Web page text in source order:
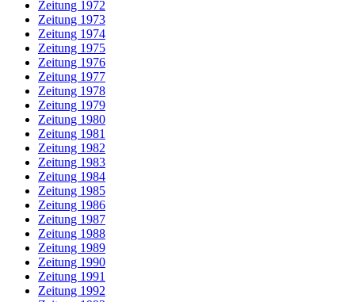
Zeitung 1972
Zeitung 1973
Zeitung 1974
Zeitung 1975
Zeitung 1976
Zeitung 1977
Zeitung 1978
Zeitung 1979
Zeitung 1980
Zeitung 1981
Zeitung 1982
Zeitung 1983
Zeitung 1984
Zeitung 1985
Zeitung 1986
Zeitung 1987
Zeitung 1988
Zeitung 1989
Zeitung 1990
Zeitung 1991
Zeitung 1992